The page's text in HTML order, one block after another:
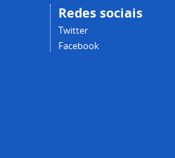
Redes sociais
Twitter
Facebook